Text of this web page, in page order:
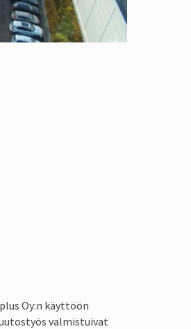
Oy:n käyttöön
valmistuivat